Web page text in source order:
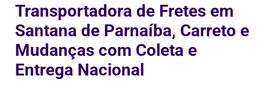
Transportadora de Fretes em
Santana de Parnaíba, Carreto e
Mudanças com Coleta e
Entrega Nacional